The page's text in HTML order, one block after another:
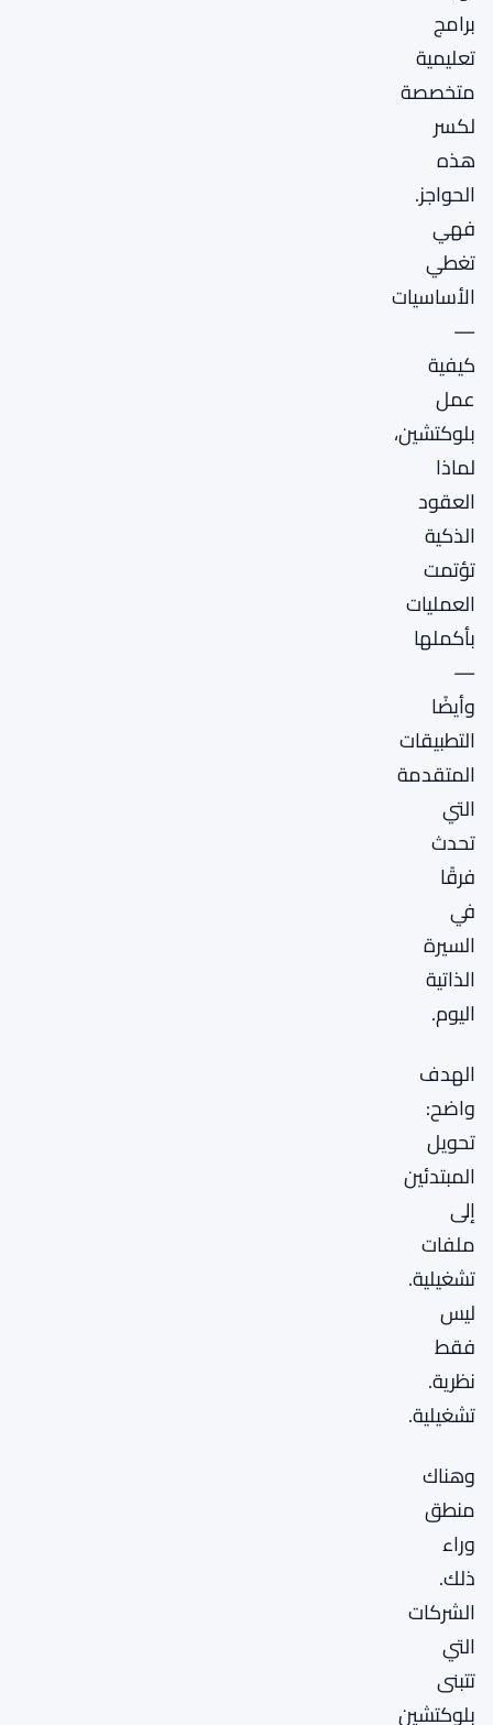
برامج
تعليمية
متخصصة
لكسر
هذه
الحواجز.
فهي
تغطي
الأساسيات
—
كيفية
عمل
بلوكتشين،
لماذا
العقود
الذكية
تؤتمت
العمليات
بأكملها
—
وأيضًا
التطبيقات
المتقدمة
التي
تحدث
فرقًا
في
السيرة
الذاتية
اليوم.
الهدف
واضح:
تحويل
المبتدئين
إلى
ملفات
تشغيلية.
ليس
فقط
نظرية.
تشغيلية.
وهناك
منطق
وراء
ذلك.
الشركات
التي
تتبنى
بلوكتشين